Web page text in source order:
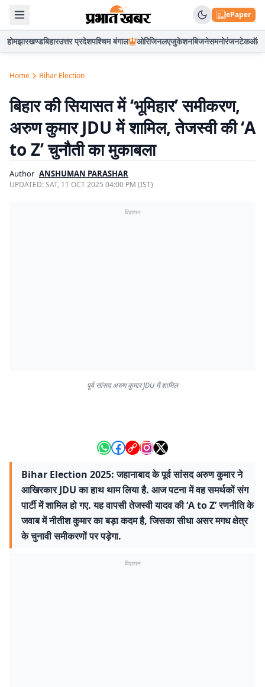
ePaper
होमझारखण्डबिहारउत्तर प्रदेशपश्चिम बंगाल ओरिजिनलएजुकेशनबिजनेसमनोरंजनटेकऑटो
Home Bihar Election
बिहार की सियासत में ‘भूमिहार’ समीकरण,
अरुण कुमार JDU में शामिल, तेजस्वी की ‘A
to Z’ चुनौती का मुकाबला
Author ANSHUMAN PARASHAR
UPDATED:SAT, 11 OCT 2025 04:00 PM (IST)
विज्ञापन
पूर्व सांसद अरुण कुमार JDU में शामिल
Bihar Election 2025: जहानाबाद के पूर्व सांसद अरुण कुमार ने
आखिरकार JDU का हाथ थाम लिया है. आज पटना में वह समर्थकों संग
पार्टी में शामिल हो गए. यह वापसी तेजस्वी यादव की ‘A to Z’ रणनीति के
जवाब में नीतीश कुमार का बड़ा कदम है, जिसका सीधा असर मगध क्षेत्र
के चुनावी समीकरणों पर पड़ेगा.
विज्ञापन